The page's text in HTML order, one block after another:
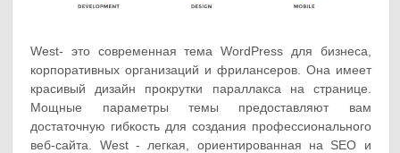
West- это современная тема WordPress для бизнеса,
корпоративных организаций и фрилансеров. Она имеет
красивый дизайн прокрутки параллакса на странице.
Мощные параметры темы предоставляют вам
достаточную гибкость для создания профессионального
веб-сайта. West - легкая, ориентированная на SEO и